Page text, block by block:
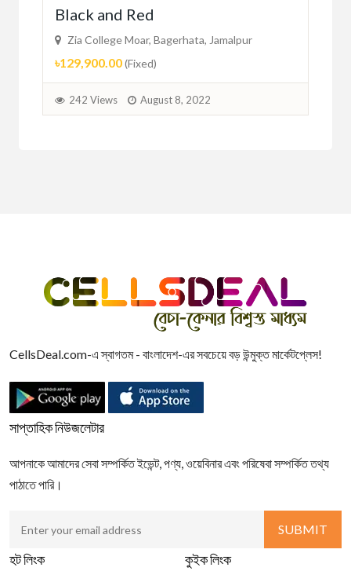
BLACK
Zia College Moar, Bagerhata, Jamalpur
৳10,500.00(Fixed)
248 Views August 4, 2022
CellsDeal.com-এ স্বাগতম - বাংলাদেশ-এর সবচেয়ে বড় উন্মুক্ত মার্কেটপ্লেস!
সাপ্তাহিক নিউজলেটার
আপনাকে আমাদের সেবা সম্পর্কিত ইভেন্ট, পণ্য, ওয়েবিনার এবং পরিষেবা সম্পর্কিত তথ্য
পাঠাতে পারি।
হট লিংক কুইক লিংক